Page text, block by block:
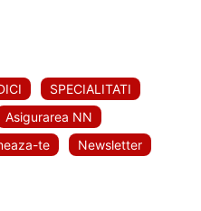
SPECIALITATI
Asigurarea NN
te Newsletter